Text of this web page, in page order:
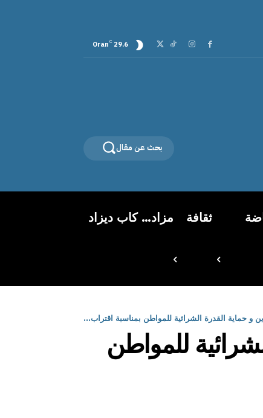
29.6
C
Oran
بحث عن مقال
ثقافة مزاد… كاب ديزاد
و حماية القدرة الشرائية للمواطن بمناسبة اقتراب...
للمواطن